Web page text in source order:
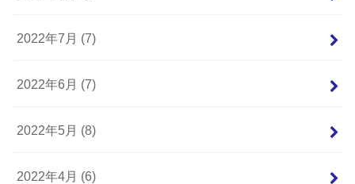
2022年7月 (7)
2022年6月 (7)
2022年5月 (8)
2022年4月 (6)